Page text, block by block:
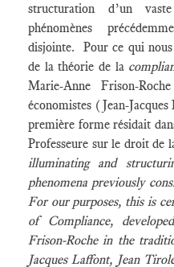
structuration d’un
phénomènes
disjointe. Pour ce qui nous
de la théorie de la
Marie-Anne Frison-
économistes (Jean-
première forme résidait
Professeure sur le droit de
illuminating and
phenomena previously
For our purposes, this is
of Compliance,
Frison-Roche in the
Jacques Laffont, Jean